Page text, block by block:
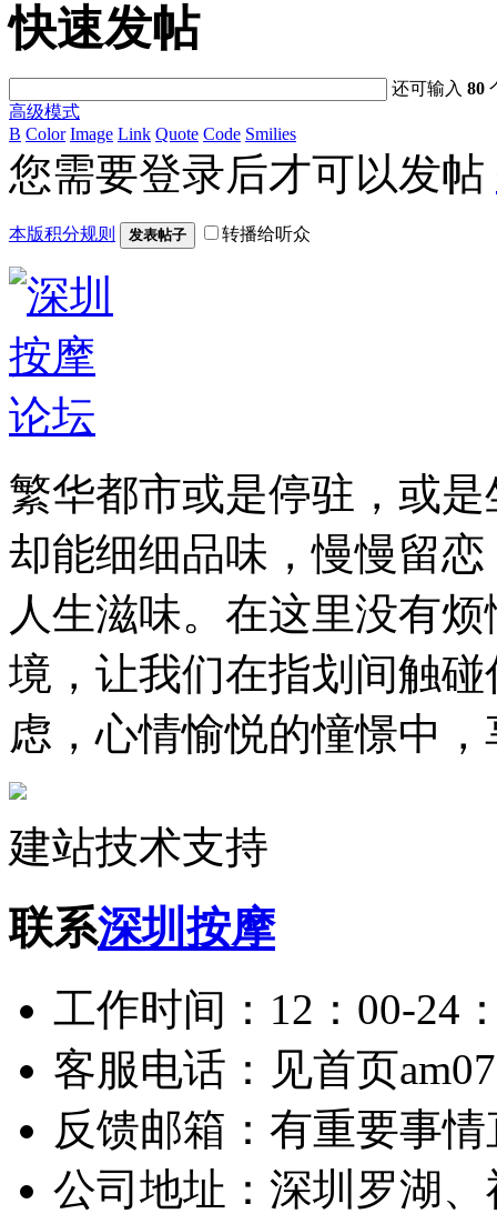
快速发帖
还可输入80
高级模式
B Color Image Link Quote Code Smilies
您需要登录后才可以发帖
本版积分规则 发表帖子 转播给听众
繁华都市或是停驻，或
却能细细品味，慢慢留
人生滋味。在这里没有
境，让我们在指划间触
虑，心情愉悦的憧憬中
建站技术支持
联系深圳按摩
工作时间：12：00-24
客服电话：见首页
反馈邮箱：有重要事
公司地址：深圳罗湖